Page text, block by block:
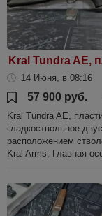
Kral Tundra AE,
14 Июня, в 08:16
57 900 руб.
Kral Tundra AE,
гладкоствольное
расположением
Kral Arms. Главная